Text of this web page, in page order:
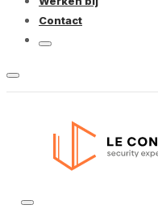
Contact